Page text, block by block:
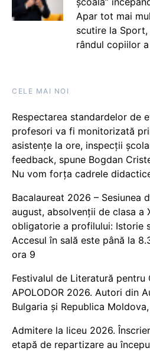
Apar tot mai
scutire la
rândul copiilor
CELE MAI NOI
Respectarea standardelor de
profesori va fi monitorizată
asistențe la ore, inspecții
feedback, spune Bogdan
Nu vom forța cadrele
Bacalaureat 2026 – Sesiunea
august, absolvenții de clasa a
obligatorie a profilului: Istorie
Accesul în sală este până la
ora 9
Festivalul de Literatură pentru
APOLODOR 2026. Autori din
Bulgaria și Republica
Admitere la liceu 2026.
etapă de repartizare au